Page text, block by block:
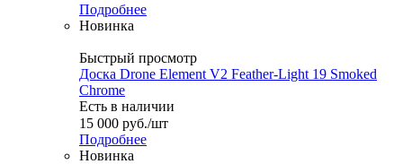
Подробнее
Новинка
Быстрый просмотр
Доска Drone Element V2 Feather-Light 19 Smoked
Chrome
Есть в наличии
15 000 руб./шт
Подробнее
Новинка